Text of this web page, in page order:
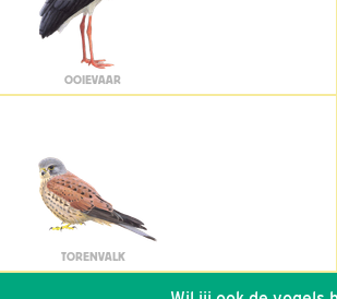
OOIEVAAR
TORENVALK